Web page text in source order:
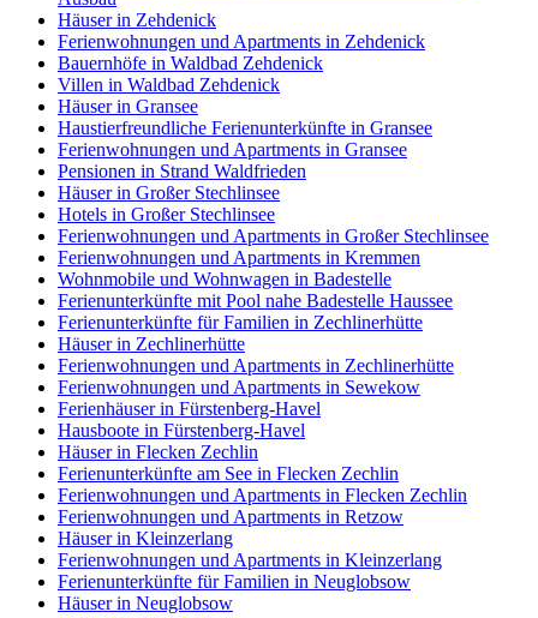
Häuser in Zehdenick
Ferienwohnungen und Apartments in Zehdenick
Bauernhöfe in Waldbad Zehdenick
Villen in Waldbad Zehdenick
Häuser in Gransee
Haustierfreundliche Ferienunterkünfte in Gransee
Ferienwohnungen und Apartments in Gransee
Pensionen in Strand Waldfrieden
Häuser in Großer Stechlinsee
Hotels in Großer Stechlinsee
Ferienwohnungen und Apartments in Großer Stechlinsee
Ferienwohnungen und Apartments in Kremmen
Wohnmobile und Wohnwagen in Badestelle
Ferienunterkünfte mit Pool nahe Badestelle Haussee
Ferienunterkünfte für Familien in Zechlinerhütte
Häuser in Zechlinerhütte
Ferienwohnungen und Apartments in Zechlinerhütte
Ferienwohnungen und Apartments in Sewekow
Ferienhäuser in Fürstenberg-Havel
Hausboote in Fürstenberg-Havel
Häuser in Flecken Zechlin
Ferienunterkünfte am See in Flecken Zechlin
Ferienwohnungen und Apartments in Flecken Zechlin
Ferienwohnungen und Apartments in Retzow
Häuser in Kleinzerlang
Ferienwohnungen und Apartments in Kleinzerlang
Ferienunterkünfte für Familien in Neuglobsow
Häuser in Neuglobsow